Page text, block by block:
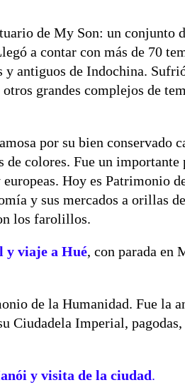
de My Son: un conjunto
a contar con más de 70
antiguos de Indochina.
grandes complejos de
por su bien conservado
de colores. Fue un
Hoy es Patrimonio
y sus mercados a orillas
los farolillos.
y viaje a Hué, con parada en
de la Humanidad. Fue la
Ciudadela Imperial,
y visita de la ciudad.